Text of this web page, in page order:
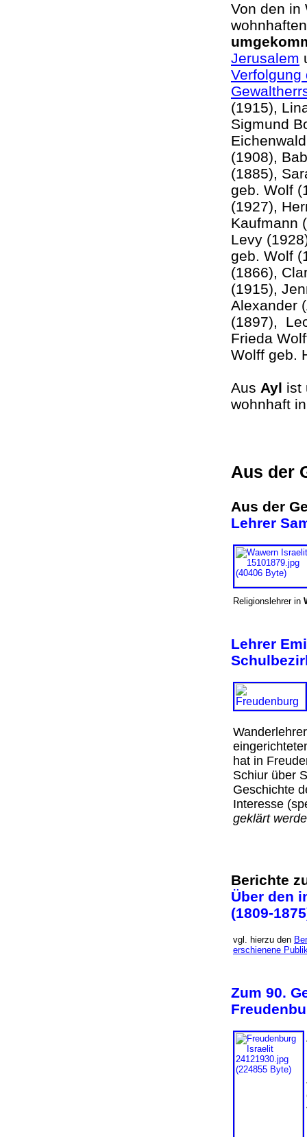
Von den in
Jerusalem
Verfolgung
(1915),
Sigmund
(1908),
(1885),
geb. Wolf
(1927),
Kaufmann
Levy
geb. Wolf
(1866),
(1915),
Alexander
(1897),
Frieda
Wolff geb.
Aus Ayl ist
wohnhaft
Aus der
Aus der
Lehrer
Religionslehrer in
Lehrer
hat in
Schiur über
Geschichte
Interesse
geklärt
Berichte
Über den
(1809-
vgl. hierzu den
erschienene
Zum 90.